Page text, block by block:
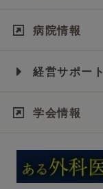
病院情報
経営サポート
学会情報